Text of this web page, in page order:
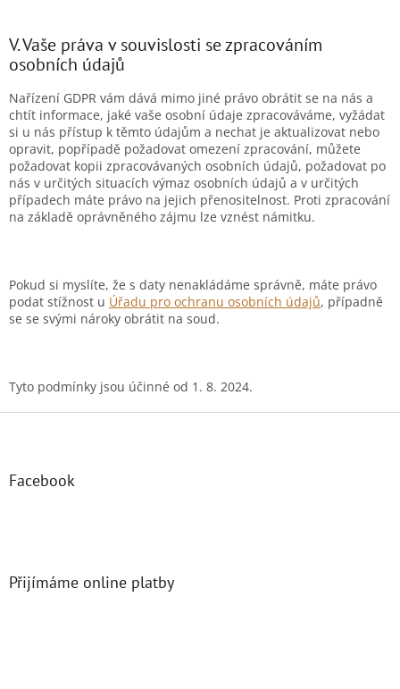
V. Vaše práva v souvislosti se zpracováním
osobních údajů
Nařízení GDPR vám dává mimo jiné právo obrátit se na nás a
chtít informace, jaké vaše osobní údaje zpracováváme, vyžádat
si u nás přístup k těmto údajům a nechat je aktualizovat nebo
opravit, popřípadě požadovat omezení zpracování, můžete
požadovat kopii zpracovávaných osobních údajů, požadovat po
nás v určitých situacích výmaz osobních údajů a v určitých
případech máte právo na jejich přenositelnost. Proti zpracování
na základě oprávněného zájmu lze vznést námitku.
Pokud si myslíte, že s daty nenakládáme správně, máte právo
podat stížnost u Úřadu pro ochranu osobních údajů, případně
se se svými nároky obrátit na soud.
Tyto podmínky jsou účinné od 1. 8. 2024.
Z
Facebook
Přijímáme online platby